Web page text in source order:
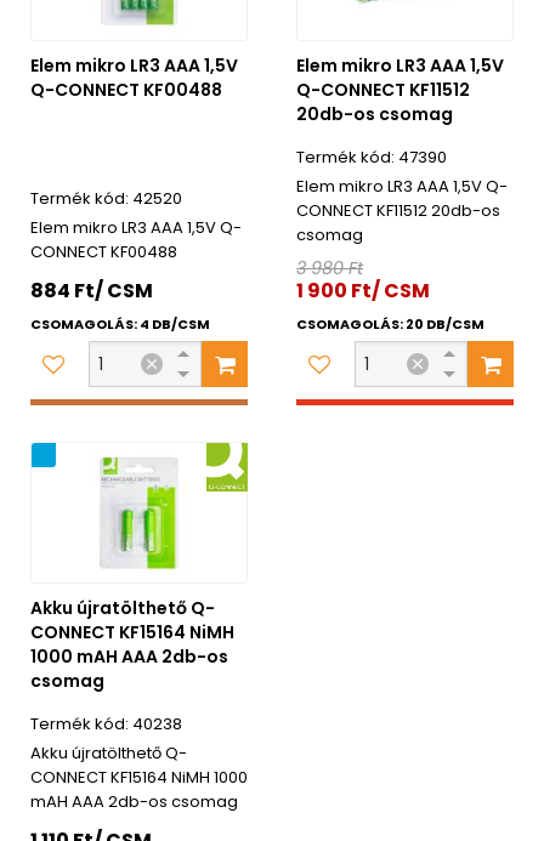
Elem mikro LR3 AAA 1,5V
Q-CONNECT KF00488
42520
Elem mikro LR3 AAA 1,5V Q-
CONNECT KF00488
884 Ft/ CSM
CSOMAGOLÁS: 4 DB/CSM
Elem mikro LR3 AAA 1,5V
Q-CONNECT KF11512
20db-os csomag
47390
Elem mikro LR3 AAA 1,5V Q-
CONNECT KF11512 20db-os
csomag
3 980 Ft
1 900 Ft/ CSM
CSOMAGOLÁS: 20 DB/CSM
Akku újratölthető Q-
CONNECT KF15164 NiMH
1000 mAH AAA 2db-os
csomag
40238
Akku újratölthető Q-
CONNECT KF15164 NiMH 1000
mAH AAA 2db-os csomag